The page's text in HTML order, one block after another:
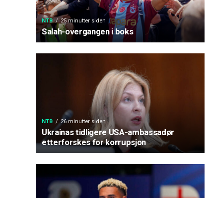
NTB 25 minutter siden
Salah-overgangen i boks
NTB 26 minutter siden
Ukrainas tidligere USA-ambassadør
etterforskes for korrupsjon